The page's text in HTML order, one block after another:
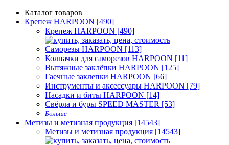
Каталог товаров
Крепеж HARPOON [490]
Крепеж HARPOON [490]
Саморезы HARPOON [113]
Колпачки для саморезов HARPOON [11]
Вытяжные заклёпки HARPOON [125]
Гаечные заклепки HARPOON [66]
Инструменты и аксессуары HARPOON [79]
Насадки и биты HARPOON [14]
Свёрла и буры SPEED MASTER [53]
Больше
Метизы и метизная продукция [14543]
Метизы и метизная продукция [14543]